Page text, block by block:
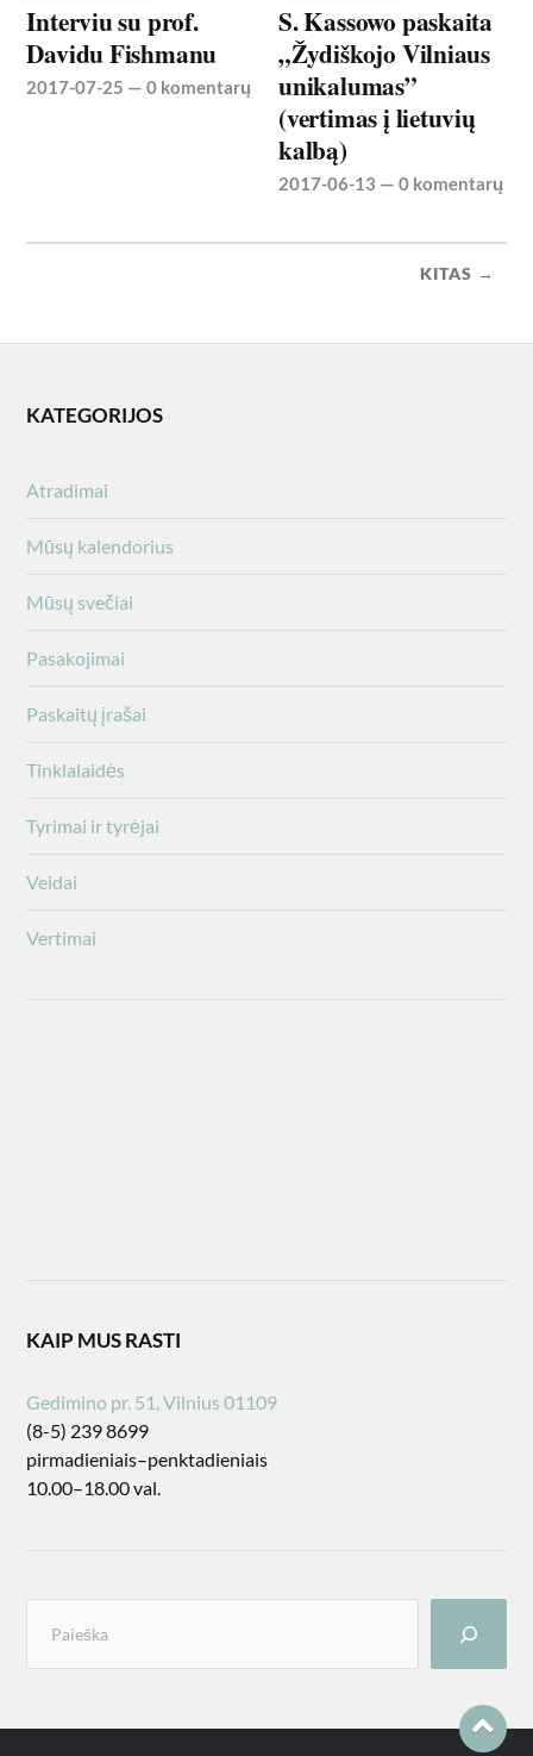
Interviu su prof.
Davidu Fishmanu
2017-07-25 —0 komentarų
S. Kassowo paskaita
„Žydiškojo Vilniaus
unikalumas”
(vertimas į lietuvių
kalbą)
2017-06-13 —0 komentarų
KITAS →
KATEGORIJOS
Atradimai
Mūsų kalendorius
Mūsų svečiai
Pasakojimai
Paskaitų įrašai
Tinklalaidės
Tyrimai ir tyrėjai
Veidai
Vertimai
KAIP MUS RASTI
Gedimino pr. 51, Vilnius 01109
(8-5) 239 8699
pirmadieniais–penktadieniais
10.00–18.00 val.